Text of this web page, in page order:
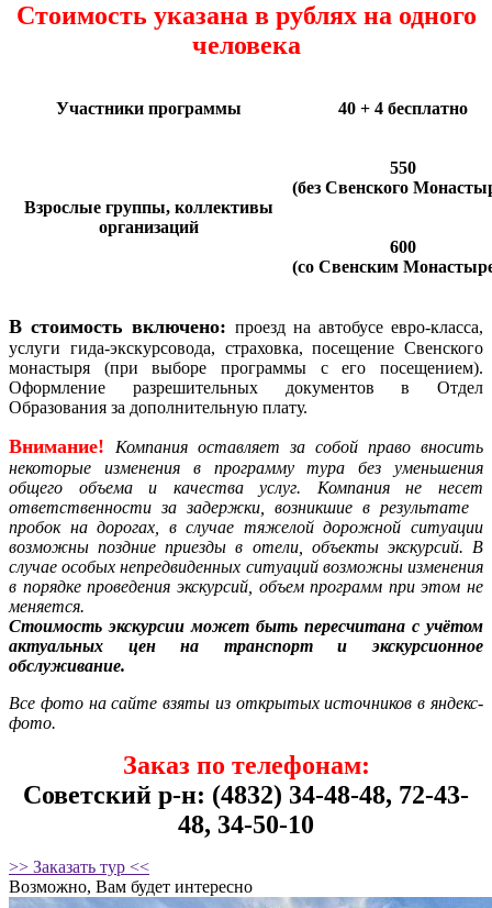
Стоимость указана в рублях на одного
человека
Участники программы 40 + 4 бесплатно
Взрослые группы, коллективы
организаций
550
(без Свенского
600
(со Свенским
В стоимость включено: проезд на автобусе евро-класса,
услуги гида-экскурсовода, страховка, посещение Свенского
монастыря (при выборе программы с его посещением).
Оформление разрешительных документов в Отдел
Образования за дополнительную плату.
Внимание!
Компания оставляет за собой право вносить
некоторые изменения в программу тура без уменьшения
общего объема и качества услуг. Компания не несет
ответственности за задержки, возникшие в результате
пробок на дорогах, в случае тяжелой дорожной ситуации
возможны поздние приезды в отели, объекты экскурсий. В
случае особых непредвиденных ситуаций возможны изменения
в порядке проведения экскурсий, объем программ при этом не
меняется.
Стоимость экскурсии может быть пересчитана с учётом
актуальных цен на транспорт и экскурсионное
обслуживание.
Все фото на сайте взяты из открытых источников в яндекс-
фото.
Заказ по телефонам:
Советский р-н: (4832) 34-48-48, 72-43-
48, 34-50-10
>> Заказать тур <<
Возможно, Вам будет интересно